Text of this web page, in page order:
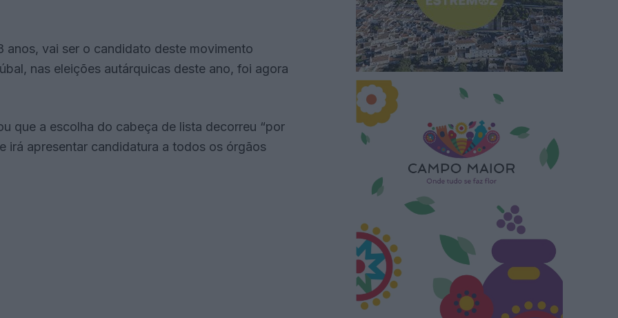
vai ser o candidato deste movimento
nas eleições autárquicas deste ano, foi agora
que a escolha do cabeça de lista decorreu “por
irá apresentar candidatura a todos os órgãos